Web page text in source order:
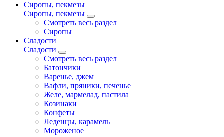
Сиропы, пекмезы
Сиропы, пекмезы
Смотреть весь раздел
Сиропы
Сладости
Сладости
Смотреть весь раздел
Батончики
Варенье, джем
Вафли, пряники, печенье
Желе, мармелад, пастила
Козинаки
Конфеты
Леденцы, карамель
Мороженое